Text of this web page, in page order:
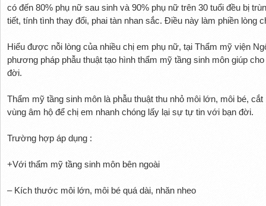
có đến 80% phụ nữ sau sinh và 90% phụ nữ trên 30 tuổi đều bị
tiết, tính tình thay đổi, phai tàn nhan sắc. Điều này làm phiền lòng
Hiểu được nỗi lòng của nhiều chị em phụ nữ, tại Thẩm mỹ viện
phương pháp phẫu thuật tạo hình thẩm mỹ tầng sinh môn giúp
đời.
Thẩm mỹ tầng sinh môn là phẫu thuật thu nhỏ môi lớn, môi bé,
vùng âm hộ để chị em nhanh chóng lấy lại sự tự tin với bạn đời.
Trường hợp áp dụng :
+Với thẩm mỹ tầng sinh môn bên ngoài
– Kích thước môi lớn, môi bé quá dài, nhăn nheo